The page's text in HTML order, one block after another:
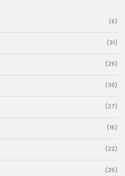
(6)
(31)
(29)
(30)
(27)
(15)
(22)
(25)